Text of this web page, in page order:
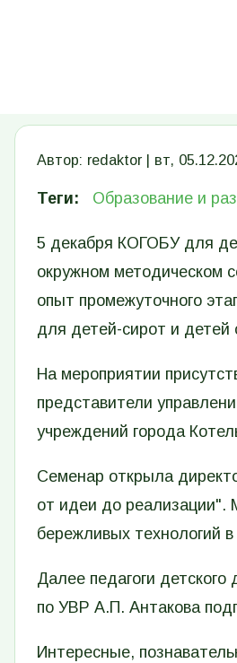
Автор: redaktor вт,
Теги Образование и
5 декабря КОГОБУ для
окружном методическом
опыт промежуточного
для детей-сирот и детей
На мероприятии
представители
учреждений города
Семенар открыла
от идеи до реализации".
бережливых технологий
Далее педагоги
по УВР А.П. Антакова
Интересные,